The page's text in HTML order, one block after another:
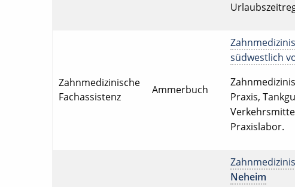
Zahnmedizinische
Fachassistenz
Ammerbuch
südwestlich
Praxis,
Praxislabor.
Neheim